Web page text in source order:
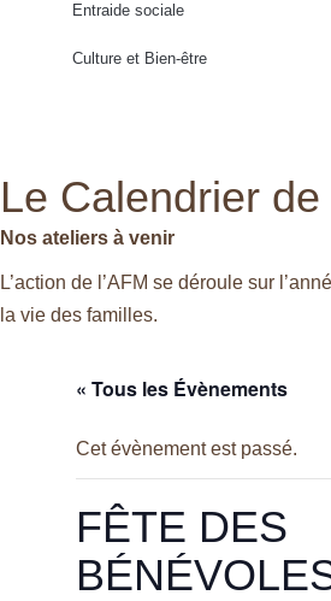
Entraide sociale
Culture et Bien-être
Le Calendrier de
Nos ateliers à venir
L’action de l’AFM se déroule sur
la vie des familles.
« Tous les Évènements
Cet évènement est passé.
FÊTE DES